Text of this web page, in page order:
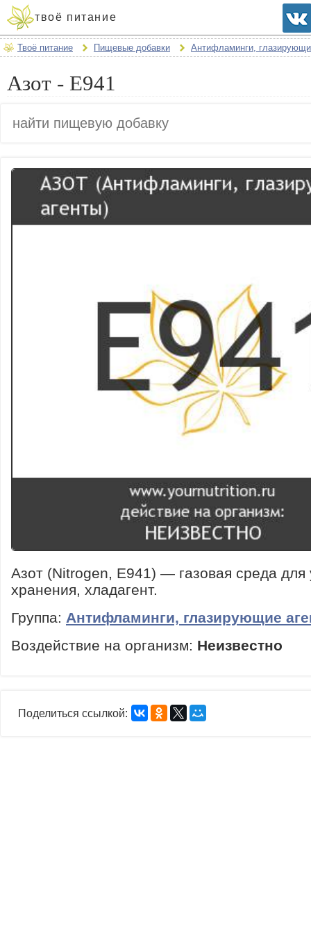
твоё питание
Твоё питание Пищевые добавки Антифламинги,
Азот - E941
Азот (Nitrogen, E941) — газовая среда для
хранения, хладагент.
Группа: Антифламинги, глазирующие
Воздействие на организм: Неизвестно
Поделиться ссылкой: